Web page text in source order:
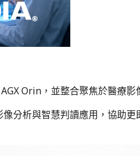
Orin，並整合聚焦於醫療
分析與智慧判讀應用，協助